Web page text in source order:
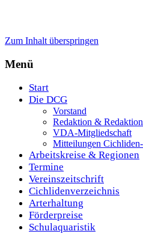
Zum Inhalt überspringen
Menü
Start
Die DCG
Vorstand
Redaktion &
VDA-Mitgliedschaft
Mitteilungen
Arbeitskreise & Regionen
Termine
Vereinszeitschrift
Cichlidenverzeichnis
Arterhaltung
Förderpreise
Schulaquaristik